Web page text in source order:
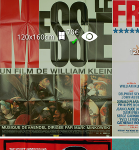
120x160cm
70€
✔